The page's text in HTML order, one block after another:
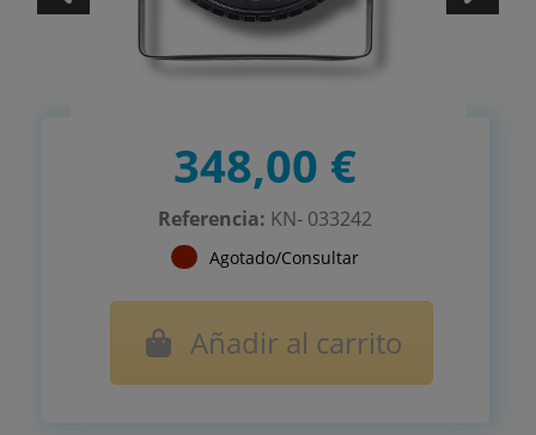
348,00 €
Referencia: KN- 033242
Agotado/Consultar
Añadir al carrito